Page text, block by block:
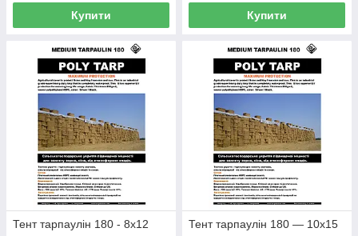
Купити Купити
Тент тарпаулін 180 - 8х12
Тент тарпаулін 180 — 10х15